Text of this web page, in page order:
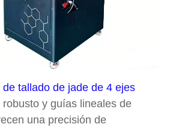
de tallado de jade de 4 ejes
y guías lineales de
una precisión de